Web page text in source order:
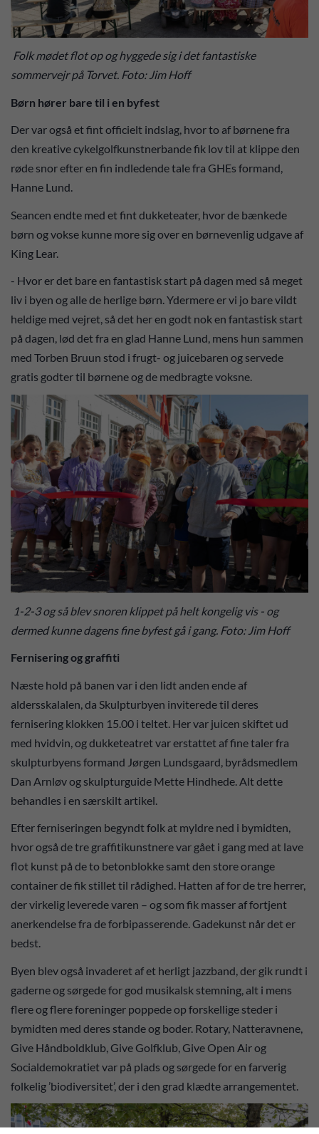
Folk mødet flot op og hyggede sig i det fantastiske
sommervejr på Torvet. Foto: Jim Hoff
Børn hører bare til i en byfest
Der var også et fint officielt indslag, hvor to af børnene fra
den kreative cykelgolfkunstnerbande fik lov til at klippe den
røde snor efter en fin indledende tale fra GHEs formand,
Hanne Lund.
Seancen endte med et fint dukketeater, hvor de bænkede
børn og vokse kunne more sig over en børnevenlig udgave af
King Lear.
- Hvor er det bare en fantastisk start på dagen med så meget
liv i byen og alle de herlige børn. Ydermere er vi jo bare vildt
heldige med vejret, så det her en godt nok en fantastisk start
på dagen, lød det fra en glad Hanne Lund, mens hun sammen
med Torben Bruun stod i frugt- og juicebaren og servede
gratis godter til børnene og de medbragte voksne.
1-2-3 og så blev snoren klippet på helt kongelig vis - og
dermed kunne dagens fine byfest gå i gang. Foto: Jim Hoff
Fernisering og graffiti
Næste hold på banen var i den lidt anden ende af
aldersskalalen, da Skulpturbyen inviterede til deres
fernisering klokken 15.00 i teltet. Her var juicen skiftet ud
med hvidvin, og dukketeatret var erstattet af fine taler fra
skulpturbyens formand Jørgen Lundsgaard, byrådsmedlem
Dan Arnløv og skulpturguide Mette Hindhede. Alt dette
behandles i en særskilt artikel.
Efter ferniseringen begyndt folk at myldre ned i bymidten,
hvor også de tre graffitikunstnere var gået i gang med at lave
flot kunst på de to betonblokke samt den store orange
container de fik stillet til rådighed. Hatten af for de tre herrer,
der virkelig leverede varen – og som fik masser af fortjent
anerkendelse fra de forbipasserende. Gadekunst når det er
bedst.
Byen blev også invaderet af et herligt jazzband, der gik rundt i
gaderne og sørgede for god musikalsk stemning, alt i mens
flere og flere foreninger poppede op forskellige steder i
bymidten med deres stande og boder. Rotary, Natteravnene,
Give Håndboldklub, Give Golfklub, Give Open Air og
Socialdemokratiet var på plads og sørgede for en farverig
folkelig ’biodiversitet’, der i den grad klædte arrangementet.